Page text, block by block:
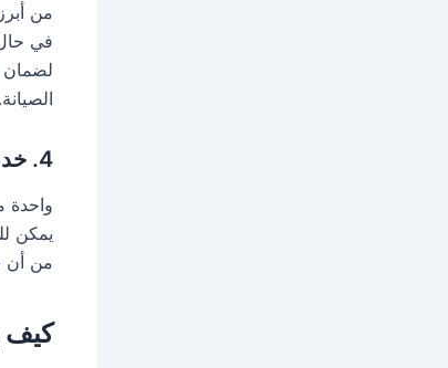
من
في
لضمان
الصيانة.
4.
واحدة
يمكن
من أن
كيف